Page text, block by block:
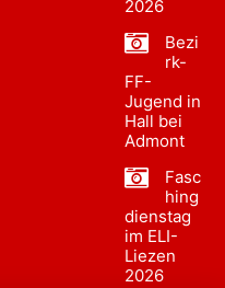
2026
Bezi
rk-
FF-
Jugend in
Hall bei
Admont
Fasc
hing
dienstag
im ELI-
Liezen
2026